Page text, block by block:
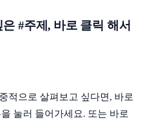
#주제, 바로 클릭 해서
적으로 살펴보고 싶다면, 바로
눌러 들어가세요. 또는 바로